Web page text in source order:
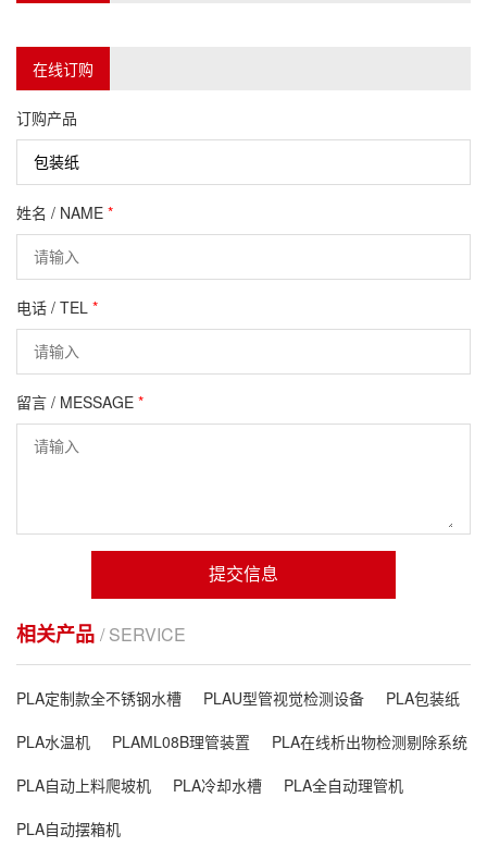
在线订购
订购产品
姓名 / NAME *
电话 / TEL *
留言 / MESSAGE *
提交信息
相关产品 / SERVICE
PLA定制款全不锈钢水槽 PLAU型管视觉检测设备
PLA包装纸
PLA水温机
PLAML08B理管装置
PLA在线析出物检测剔除系统
PLA自动上料爬坡机
PLA冷却水槽
PLA全自动理管机
PLA自动摆箱机